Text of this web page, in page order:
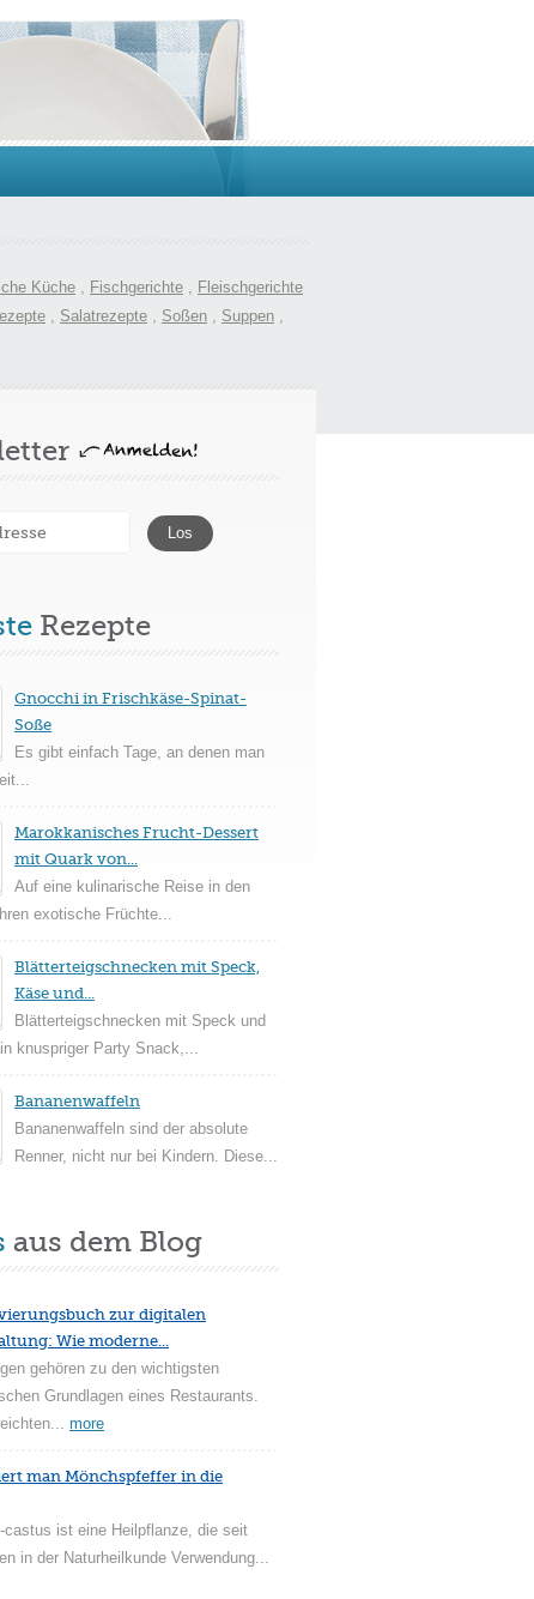
Küche , Fischgerichte , Fleischgerichte
, Salatrezepte , Soßen , Suppen ,
Rezepte
Gnocchi in Frischkäse-Spinat-
Soße
Es gibt einfach Tage, an denen man
Marokkanisches Frucht-Dessert
mit Quark von...
Auf eine kulinarische Reise in den
exotische Früchte...
Blätterteigschnecken mit Speck,
Käse und...
Blätterteigschnecken mit Speck und
knuspriger Party Snack,...
Bananenwaffeln
Bananenwaffeln sind der absolute
Renner, nicht nur bei Kindern. Diese...
aus dem Blog
zur digitalen
Wie moderne...
gehören zu den wichtigsten
Grundlagen eines Restaurants.
more
man Mönchspfeffer in die
castus ist eine Heilpflanze, die seit
in der Naturheilkunde Verwendung...